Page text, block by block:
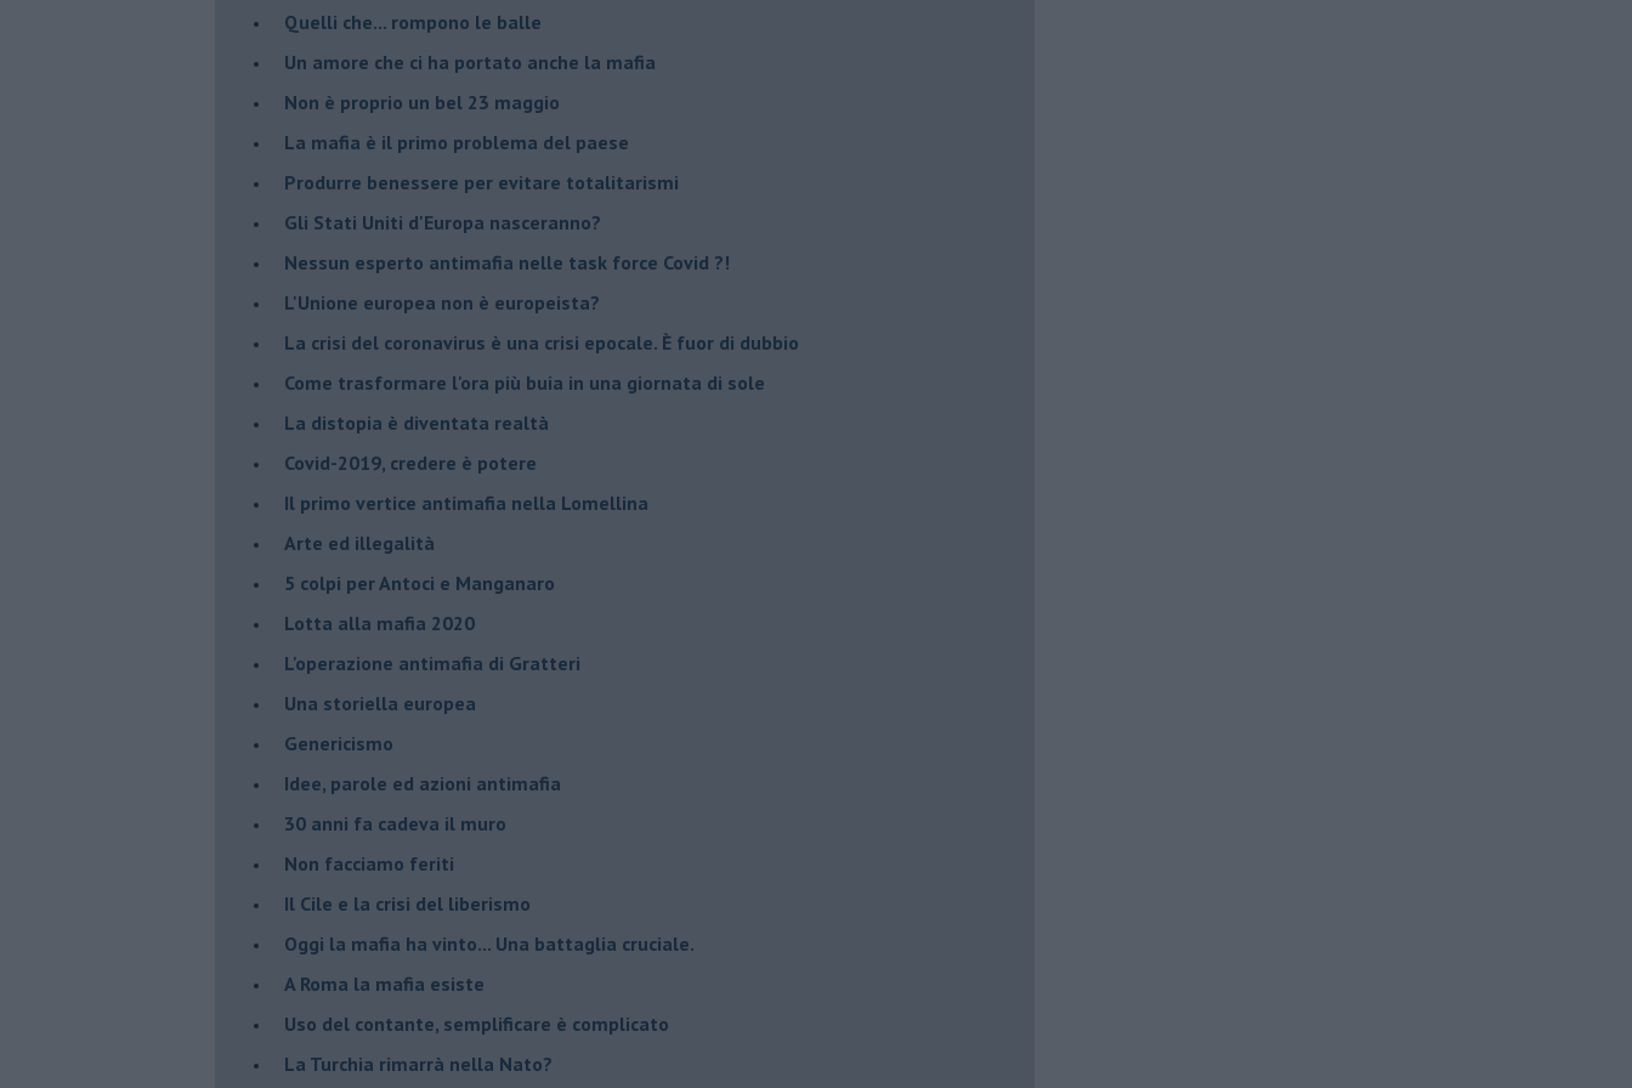
Quelli che... rompono le balle
Un amore che ci ha portato anche la mafia
Non è proprio un bel 23 maggio
La mafia è il primo problema del paese
Produrre benessere per evitare totalitarismi
Gli Stati Uniti d'Europa nasceranno?
Nessun esperto antimafia nelle task force Covid ?!
L'Unione europea non è europeista?
La crisi del coronavirus è una crisi epocale. È fuor di dubbio
Come trasformare l'ora più buia in una giornata di sole
​La distopia è diventata realtà
Covid-2019, credere è potere
Il primo vertice antimafia nella Lomellina
Arte ed illegalità
​5 colpi per Antoci e Manganaro
Lotta alla mafia 2020
L'operazione antimafia di Gratteri
Una storiella europea
Genericismo
Idee, parole ed azioni antimafia
30 anni fa cadeva il muro
Non facciamo feriti
Il Cile e la crisi del liberismo
Oggi la mafia ha vinto... Una battaglia cruciale.
A Roma la mafia esiste
Uso del contante, semplificare è complicato
La Turchia rimarrà nella Nato?